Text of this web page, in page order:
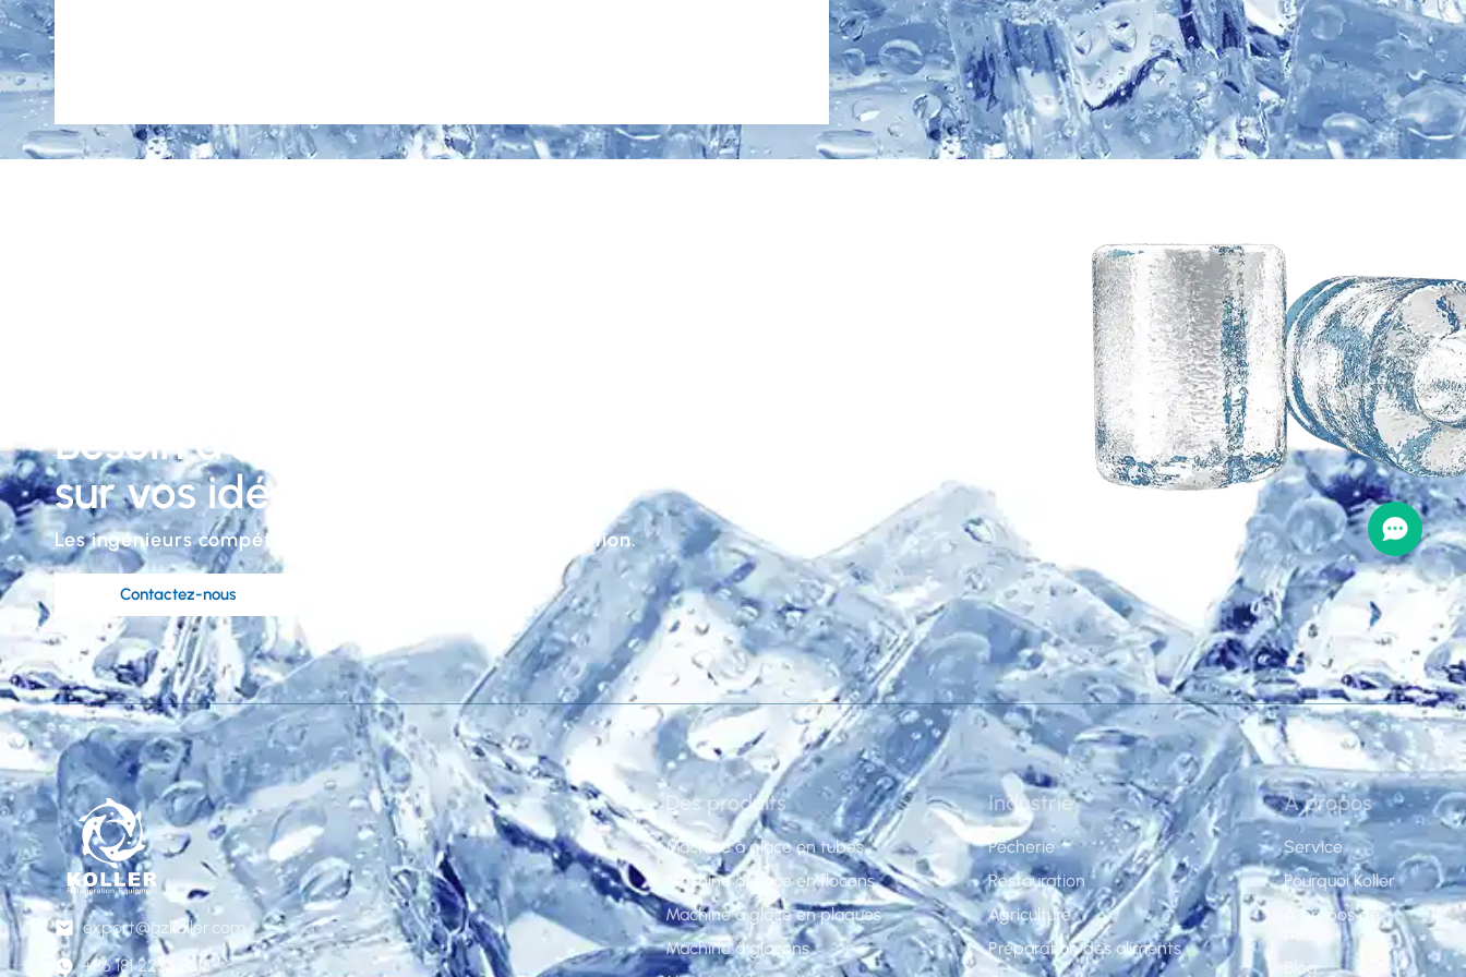
Besoin d'une solution personnalisée basée
sur vos idées?
Les ingénieurs compétents de Koller sont à votre disposition.
Contactez-nous
export@gzkoller.com
+86 181 2236 8318
Des produits
Machine à glace en tubes
Machine à glace en flocons
Machine à glace en plaques
Machine à glaçons
Industrie
Pêcherie
Restauration
Agriculture
Préparation des aliments
À propos
Service
Pourquoi Koller
À propos de
nous
Blog